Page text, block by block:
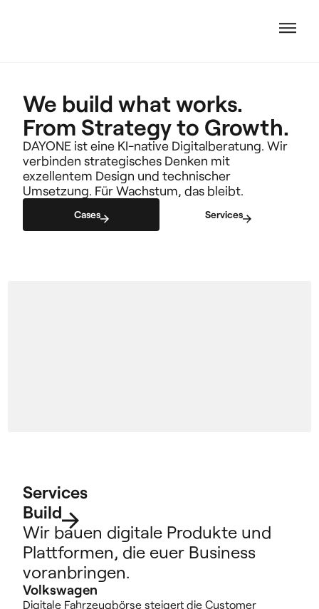
We build what works.
From Strategy to Growth.
DAYONE ist eine KI-native Digitalberatung. Wir
verbinden strategisches Denken mit
exzellentem Design und technischer
Umsetzung. Für Wachstum, das bleibt.
Cases Services
Services
Build
Wir bauen digitale Produkte und
Plattformen, die euer Business
voranbringen.
Volkswagen
Digitale Fahrzeugbörse steigert die Customer